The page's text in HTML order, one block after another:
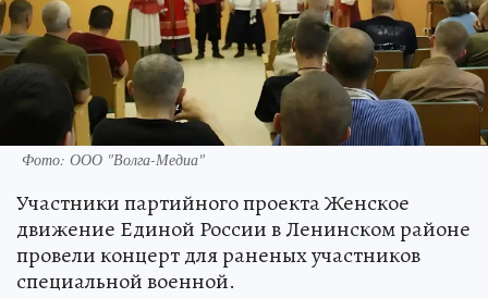
Фото: ООО "Волга-Медиа"
Участники партийного проекта Женское
движение Единой России в Ленинском районе
провели концерт для раненых участников
специальной военной.